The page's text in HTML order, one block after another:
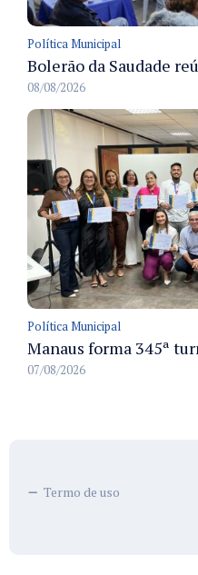
Política Municipal
08/08/2026
Política Municipal
07/08/2026
Termo de uso